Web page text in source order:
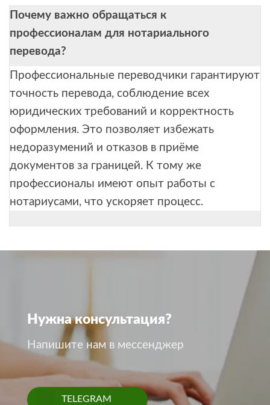
Почему важно обращаться к
профессионалам для нотариального
перевода?
Профессиональные переводчики гарантируют
точность перевода, соблюдение всех
юридических требований и корректность
оформления. Это позволяет избежать
недоразумений и отказов в приёме
документов за границей. К тому же
профессионалы имеют опыт работы с
нотариусами, что ускоряет процесс.
Нужна консультация?
Напишите нам в мессенджер
TELEGRAM